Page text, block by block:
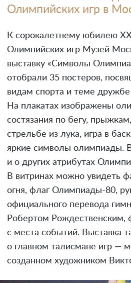
Олимпийских игр в
К сорокалетнему юбилею
Олимпийских игр Музей
выставку «Символы
отобрали 35 постеров,
видам спорта и теме дружбе
На плакатах изображены
состязания по бегу,
стрельбе из лука, игра в
яркие символы олимпиады.
и о других атрибутах
В витринах можно увидеть
огня, флаг Олимпиады-80,
официального перевода
Робертом Рождественским,
с места событий. Выставка
о главном талисмане игр —
созданном художником